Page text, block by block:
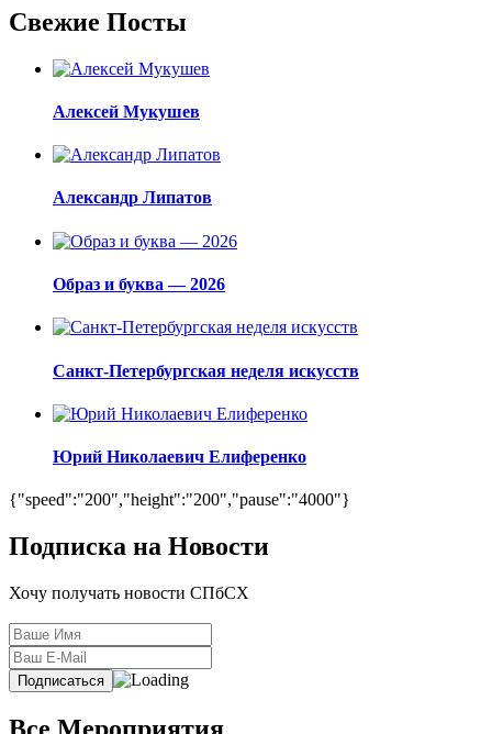
Свежие Посты
Алексей Мукушев
Александр Липатов
Образ и буква — 2026
Санкт-Петербургская неделя искусств
Юрий Николаевич Елиференко
{"speed":"200","height":"200","pause":"4000"}
Подписка на Новости
Хочу получать новости СПбСХ